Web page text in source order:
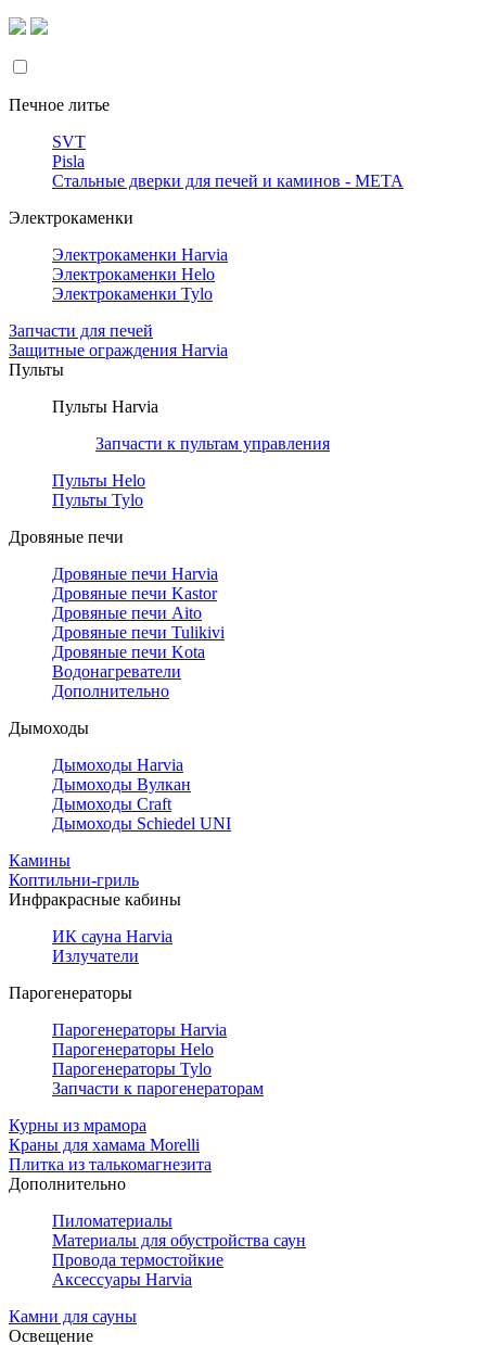
Печное литье
SVT
Pisla
Стальные дверки для печей и каминов - META
Электрокаменки
Электрокаменки Harvia
Электрокаменки Helo
Электрокаменки Tylo
Запчасти для печей
Защитные ограждения Harvia
Пульты
Пульты Harvia
Запчасти к пультам управления
Пульты Helo
Пульты Tylo
Дровяные печи
Дровяные печи Harvia
Дровяные печи Kastor
Дровяные печи Aito
Дровяные печи Tulikivi
Дровяные печи Kota
Водонагреватели
Дополнительно
Дымоходы
Дымоходы Harvia
Дымоходы Вулкан
Дымоходы Craft
Дымоходы Schiedel UNI
Камины
Коптильни-гриль
Инфракрасные кабины
ИК сауна Harvia
Излучатели
Парогенераторы
Парогенераторы Harvia
Парогенераторы Helo
Парогенераторы Tylo
Запчасти к парогенераторам
Курны из мрамора
Краны для хамама Morelli
Плитка из талькомагнезита
Дополнительно
Пиломатериалы
Материалы для обустройства саун
Провода термостойкие
Аксессуары Harvia
Камни для сауны
Освещение